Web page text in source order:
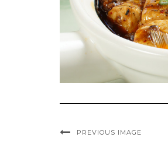
PREVIOUS IMAGE